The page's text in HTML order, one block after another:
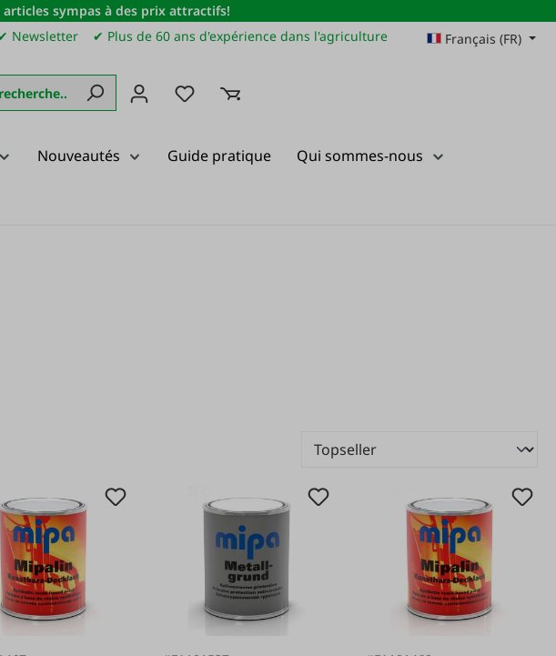
sympas à des prix attractifs!
Newsletter ✔ Plus de 60 ans d'expérience dans l'agriculture Français (FR)
Vous avez 0 articles dans votre liste de souhaits
Nouveautés Guide pratique Qui sommes-nous